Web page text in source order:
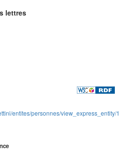
lettres
entites/personnes/view_express_entity/1